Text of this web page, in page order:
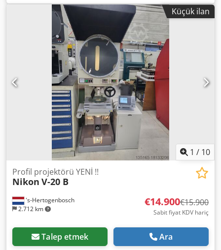
hesaplama fonksiyonlarına sahip Deltronic MPC 5 dijital
okuma dokümantasyon
Küçük ilan
1 / 10
's-Hertogenbosch
2.712 km
Profil projektörü YENİ !!
Nikon V-20 B
€14.900€15.900
Sabit fiyat KDV hariç
Talep etmek Ara